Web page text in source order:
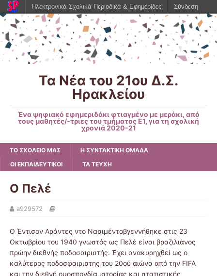
Τα Νέα του 21ου Δ.Σ.
Ηρακλείου
Ένα ψηφιακό εφημεριδάκι φτιαγμένο με μεράκι, από
τους μαθητές/-τριες του τμήματος Ε1, για τη σχολική
χρονιά 2020-21
ΤΟ ΣΧΟΛΕΙΟ ΜΑΣ
Η ΣΥΝΤΑΚΤΙΚΗ ΟΜΑΔΑ
ΟΙ ΕΚΠΑΙΔΕΥΤΙΚΟΙ
ΤΑ ΤΕΥΧΗ
Ο Πελέ
a929572
Ο Έντισον Αράντες ντο Νασιμέντοβγεννήθηκε στις 23
Οκτωβρίου του 1940 γνωστός ως Πελέ είναι βραζιλιάνος
πρώην διεθνής ποδοσαιριστής. Έχει ανακυρηχθεί ως ο
καλύτερος ποδοσφαιριστης του 20ού αιώνα από την FIFA
και την διεθνή ομοσπονδία ιστορίας και στατιστικής
Ηλεκτρονικά Σχολικά Περιοδικά & Εφημερίδες Σύνδεση